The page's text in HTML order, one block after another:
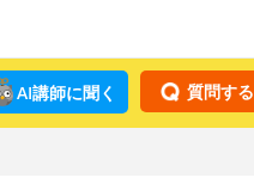
質問する
AI講師に聞く